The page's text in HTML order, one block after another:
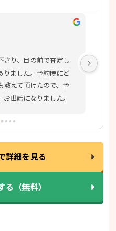
さり、目の前で査定し
りました。予約時にど
教えて頂けたので、予
世話になりました。
詳細を見る
（無料）